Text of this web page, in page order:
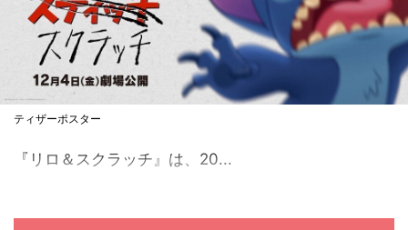
ティザーポスター
『リロ＆スクラッチ』は、20...